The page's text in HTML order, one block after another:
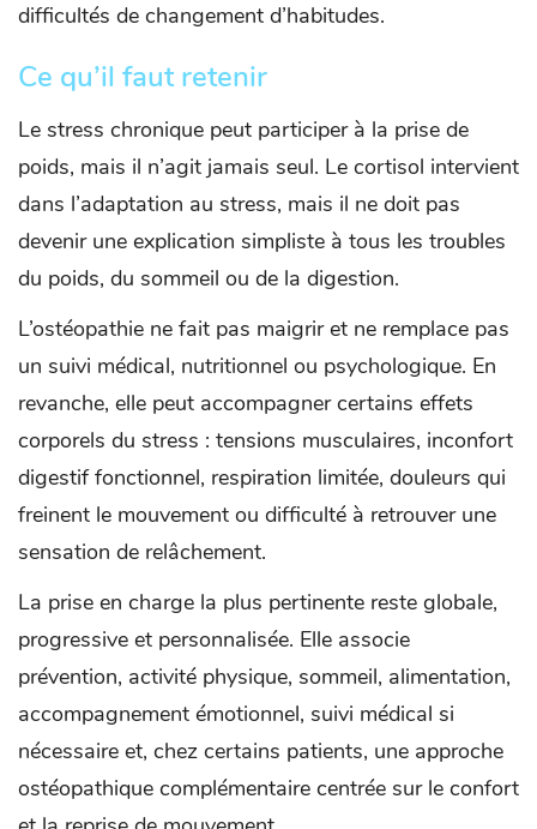
difficultés de changement d’habitudes.
Ce qu’il faut retenir
Le stress chronique peut participer à la prise de
poids, mais il n’agit jamais seul. Le cortisol intervient
dans l’adaptation au stress, mais il ne doit pas
devenir une explication simpliste à tous les troubles
du poids, du sommeil ou de la digestion.
L’ostéopathie ne fait pas maigrir et ne remplace pas
un suivi médical, nutritionnel ou psychologique. En
revanche, elle peut accompagner certains effets
corporels du stress : tensions musculaires, inconfort
digestif fonctionnel, respiration limitée, douleurs qui
freinent le mouvement ou difficulté à retrouver une
sensation de relâchement.
La prise en charge la plus pertinente reste globale,
progressive et personnalisée. Elle associe
prévention, activité physique, sommeil, alimentation,
accompagnement émotionnel, suivi médical si
nécessaire et, chez certains patients, une approche
ostéopathique complémentaire centrée sur le confort